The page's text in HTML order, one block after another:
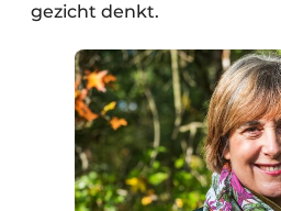
gezicht denkt.